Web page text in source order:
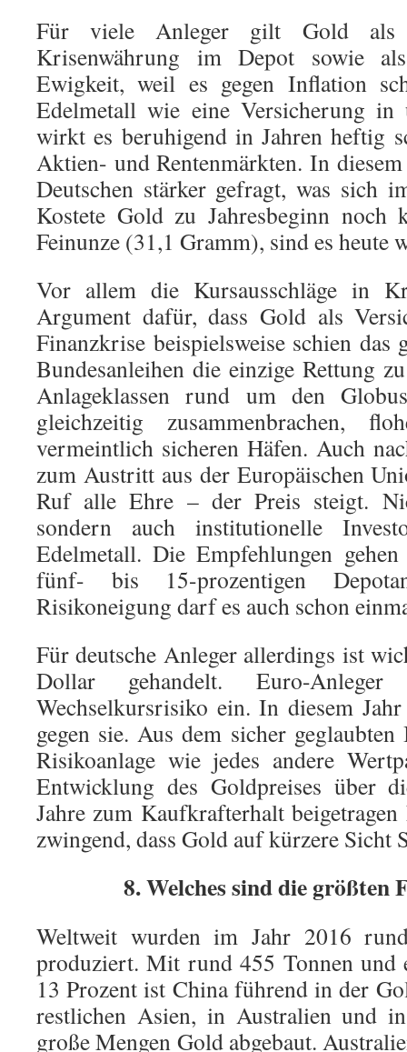
Für viele Anleger gilt Gold als
Krisenwährung im Depot sowie
Ewigkeit, weil es gegen Inflation
Edelmetall wie eine Versicherung in
wirkt es beruhigend in Jahren heftig
Aktien- und Rentenmärkten. In
Deutschen stärker gefragt, was sich
Kostete Gold zu Jahresbeginn
Feinunze (31,1 Gramm), sind es heute
Vor allem die Kursausschläge in
Argument dafür, dass Gold als
Finanzkrise beispielsweise schien das
Bundesanleihen die einzige Rettung
Anlageklassen rund um den
gleichzeitig zusammenbrachen,
vermeintlich sicheren Häfen. Auch
zum Austritt aus der Europäischen
Ruf alle Ehre – der Preis steigt.
sondern auch institutionelle
Edelmetall. Die Empfehlungen
fünf- bis 15-prozentigen
Risikoneigung darf es auch schon
Für deutsche Anleger allerdings ist
Dollar gehandelt. Euro-
Wechselkursrisiko ein. In diesem
gegen sie. Aus dem sicher
Risikoanlage wie jedes andere
Entwicklung des Goldpreises über
Jahre zum Kaufkrafterhalt
zwingend, dass Gold auf kürzere Sicht
8. Welches sind die größten
Weltweit wurden im Jahr 2016
produziert. Mit rund 455 Tonnen und
13 Prozent ist China führend in der
restlichen Asien, in Australien und
große Mengen Gold abgebaut.